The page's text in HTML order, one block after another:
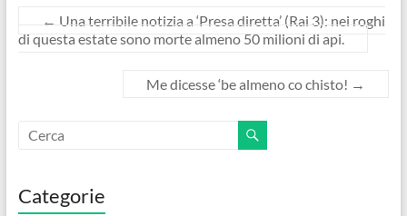
← Una terribile notizia a ‘Presa diretta’ (Rai 3): nei roghi
di questa estate sono morte almeno 50 milioni di api.
Me dicesse ‘be almeno co chisto! →
Categorie